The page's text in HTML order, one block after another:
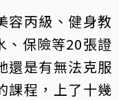
容丙級、健身教
、保險等20張證
還是有無法克服
課程，上了十幾